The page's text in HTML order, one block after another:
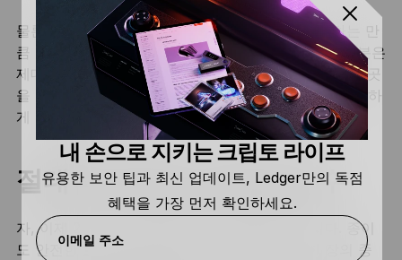
물론 꼭 문구를 3분할해야 하는 것은 아닙니다. 원하는 만
큼 문구를 나누어 기록할 수 있습니다. 가장 중요한 부분은
제대로 나누어 기록하는 것입니다. 모든 부분을 보관한 곳
을 기억하고, 분할한 복구 문구를 해당하는 부분에 적절하
게 적어 넣어야 합니다.
절대적인 백업: 내화 및 방수
자, 이제 24개의 단어를 종이에 기록했다고 합시다. 종이
도 안전한 보관이 가능하지만, 엄밀히 말해서 한 장의 종
내 손으로 지키는 크립토 라이프
유용한 보안 팁과 최신 업데이트, Ledger만의 독점
혜택을 가장 먼저 확인하세요.
이메일 주소